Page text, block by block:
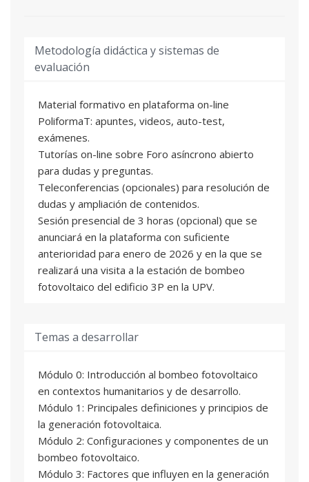
Metodología didáctica y sistemas de
evaluación
Material formativo en plataforma on-line
PoliformaT: apuntes, videos, auto-test,
exámenes.
Tutorías on-line sobre Foro asíncrono abierto
para dudas y preguntas.
Teleconferencias (opcionales) para resolución de
dudas y ampliación de contenidos.
Sesión presencial de 3 horas (opcional) que se
anunciará en la plataforma con suficiente
anterioridad para enero de 2026 y en la que se
realizará una visita a la estación de bombeo
fotovoltaico del edificio 3P en la UPV.
Examen tipo test relacionado con los contenidos
Examen tipo test con preguntas de múltiple
respuesta en la plataforma de la UPV
(PoliformaT). Las preguntas están relacionadas
con el material formativo y se pueden contestar
de forma progresiva conforme el alumno avanza
en el curso.
Temas a desarrollar
Módulo 0: Introducción al bombeo fotovoltaico
en contextos humanitarios y de desarrollo.
Módulo 1: Principales definiciones y principios de
la generación fotovoltaica.
Módulo 2: Configuraciones y componentes de un
bombeo fotovoltaico.
Módulo 3: Factores que influyen en la generación